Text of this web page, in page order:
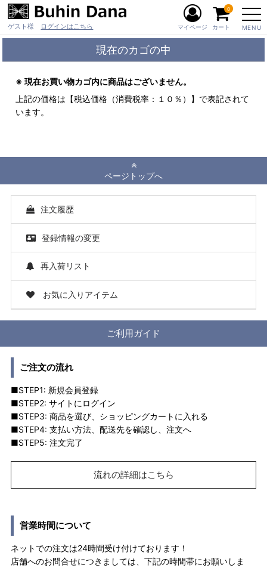
ゲスト様 ログインはこちら MENU
マイページ カート
0
現在のカゴの中
※ 現在お買い物カゴ内に商品はございません。
上記の価格は【税込価格（消費税率：１０％）】で表記されて
います。
ページトップへ
注文履歴
登録情報の変更
再入荷リスト
お気に入りアイテム
ご利用ガイド
ご注文の流れ
■STEP1: 新規会員登録
■STEP2: サイトにログイン
■STEP3: 商品を選び、ショッピングカートに入れる
■STEP4: 支払い方法、配送先を確認し、注文へ
■STEP5: 注文完了
流れの詳細はこちら
営業時間について
ネットでの注文は24時間受け付けております！
店舗へのお問合せにつきましては、下記の時間帯にお願いしま